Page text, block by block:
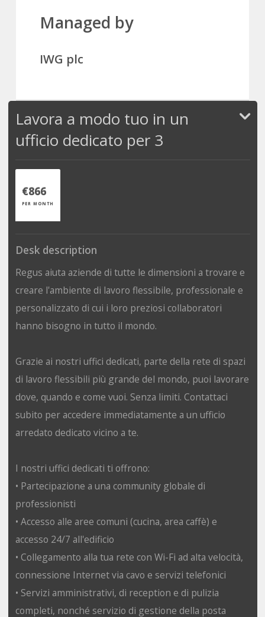
Managed by
IWG plc
Lavora a modo tuo in un
ufficio dedicato per 3
€866
PER MONTH
Desk description
Regus aiuta aziende di tutte le dimensioni a trovare e
creare l'ambiente di lavoro flessibile, professionale e
personalizzato di cui i loro preziosi collaboratori
hanno bisogno in tutto il mondo.
Grazie ai nostri uffici dedicati, parte della rete di spazi
di lavoro flessibili più grande del mondo, puoi lavorare
dove, quando e come vuoi. Senza limiti. Contattaci
subito per accedere immediatamente a un ufficio
arredato dedicato vicino a te.
I nostri uffici dedicati ti offrono:
• Partecipazione a una community globale di
professionisti
• Accesso alle aree comuni (cucina, area caffè) e
accesso 24/7 all'edificio
• Collegamento alla tua rete con Wi-Fi ad alta velocità,
connessione Internet via cavo e servizi telefonici
• Servizi amministrativi, di reception e di pulizia
completi, nonché servizio di gestione della posta